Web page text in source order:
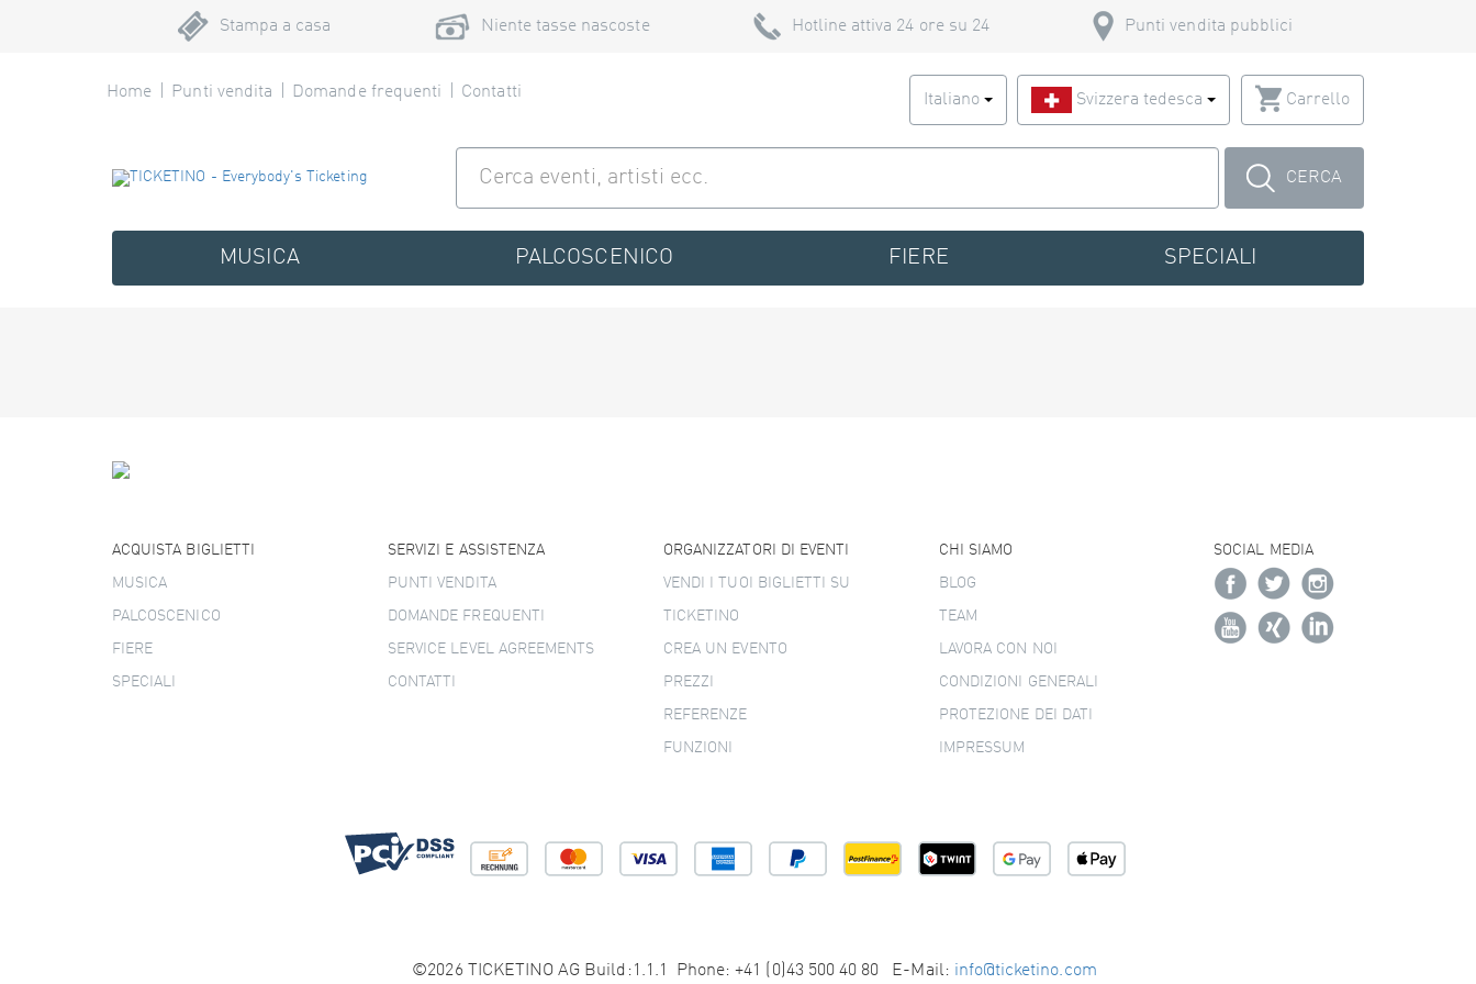
Stampa a casa Niente tasse nascoste Hotline attiva 24 ore su 24 Punti vendita pubblici
Home Punti vendita Domande frequenti Contatti Italiano Svizzera tedesca Carrello
CERCA
MUSICA PALCOSCENICO FIERE SPECIALI
ACQUISTA BIGLIETTI
MUSICA
PALCOSCENICO
FIERE
SPECIALI
SERVIZI E ASSISTENZA
PUNTI VENDITA
DOMANDE FREQUENTI
SERVICE LEVEL AGREEMENTS
CONTATTI
ORGANIZZATORI DI EVENTI
VENDI I TUOI BIGLIETTI SU
TICKETINO
CREA UN EVENTO
PREZZI
REFERENZE
FUNZIONI
CHI SIAMO
BLOG
TEAM
LAVORA CON NOI
CONDIZIONI GENERALI
PROTEZIONE DEI DATI
IMPRESSUM
SOCIAL MEDIA
©2026 TICKETINO AG Build:1.1.1 Phone: +41 (0)43 500 40 80 E-Mail: info@ticketino.com